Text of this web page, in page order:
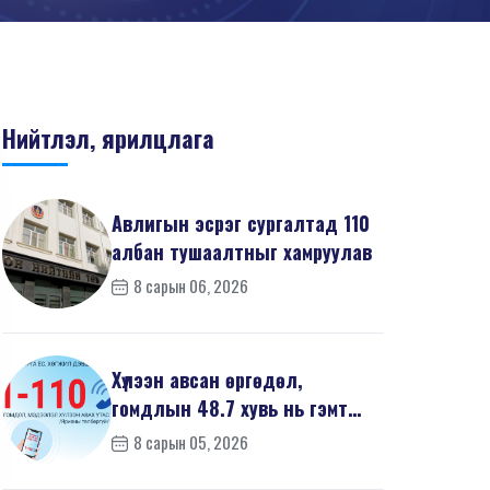
Нийтлэл, ярилцлага
Авлигын эсрэг сургалтад 110
албан тушаалтныг хамруулав
8 сарын 06, 2026
Хүлээн авсан өргөдөл,
гомдлын 48.7 хувь нь гэмт
хэргийн шинжтэй байв
8 сарын 05, 2026